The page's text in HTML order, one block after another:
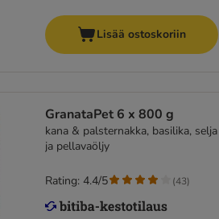
Lisää ostoskoriin
GranataPet 6 x 800 g
kana & palsternakka, basilika, selja
ja pellavaöljy
Rating: 4.4/5 (43)